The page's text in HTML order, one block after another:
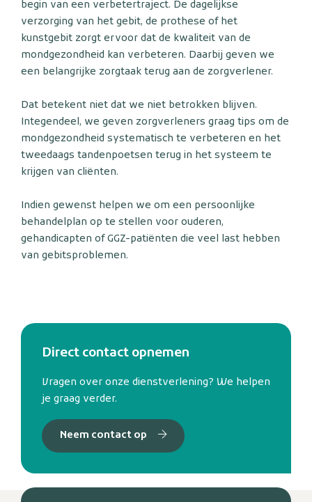
begin van een verbetertraject. De dagelijkse
verzorging van het gebit, de prothese of het
kunstgebit zorgt ervoor dat de kwaliteit van de
mondgezondheid kan verbeteren. Daarbij geven we
een belangrijke zorgtaak terug aan de zorgverlener.
Dat betekent niet dat we niet betrokken blijven.
Integendeel, we geven zorgverleners graag tips om de
mondgezondheid systematisch te verbeteren en het
tweedaags tandenpoetsen terug in het systeem te
krijgen van cliënten.
Indien gewenst helpen we om een persoonlijke
behandelplan op te stellen voor ouderen,
gehandicapten of GGZ-patiënten die veel last hebben
van gebitsproblemen.
Direct contact opnemen
Vragen over onze dienstverlening? We helpen
je graag verder.
Neem contact op